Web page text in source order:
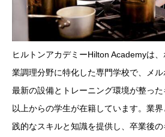
ヒルトンアカデミーHilton Academyは
業調理分野に特化した専門学校で、メル
最新の設備とトレーニング環境が整っ
以上からの学生が在籍しています。業
践的なスキルと知識を提供し、卒業後